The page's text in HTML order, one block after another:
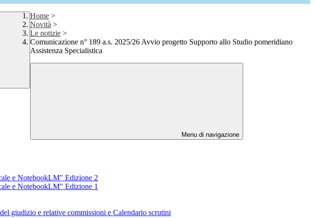
Home >
Novità >
Le notizie >
Comunicazione n° 189 a.s. 2025/26 Avvio progetto Supporto allo Studio pomeridiano
Assistenza Specialistica
Menu di navigazione
e NotebookLM" Edizione 2
e NotebookLM" Edizione 1
giudizio e relative commissioni e Calendario scrutini